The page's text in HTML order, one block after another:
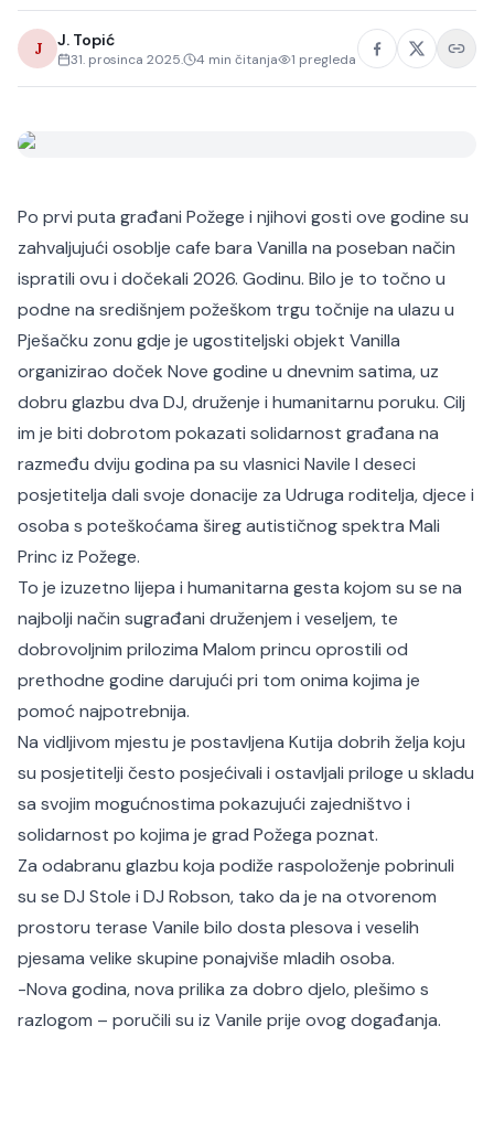
J J. Topić
31. prosinca 2025. 4 min čitanja 1 pregleda
Po prvi puta građani Požege i njihovi gosti ove godine su
zahvaljujući osoblje cafe bara Vanilla na poseban način
ispratili ovu i dočekali 2026. Godinu. Bilo je to točno u
podne na središnjem požeškom trgu točnije na ulazu u
Pješačku zonu gdje je ugostiteljski objekt Vanilla
organizirao doček Nove godine u dnevnim satima, uz
dobru glazbu dva DJ, druženje i humanitarnu poruku. Cilj
im je biti dobrotom pokazati solidarnost građana na
razmeđu dviju godina pa su vlasnici Navile I deseci
posjetitelja dali svoje donacije za Udruga roditelja, djece i
osoba s poteškoćama šireg autističnog spektra Mali
Princ iz Požege.
To je izuzetno lijepa i humanitarna gesta kojom su se na
najbolji način sugrađani druženjem i veseljem, te
dobrovoljnim prilozima Malom princu oprostili od
prethodne godine darujući pri tom onima kojima je
pomoć najpotrebnija.
Na vidljivom mjestu je postavljena Kutija dobrih želja koju
su posjetitelji često posjećivali i ostavljali priloge u skladu
sa svojim mogućnostima pokazujući zajedništvo i
solidarnost po kojima je grad Požega poznat.
Za odabranu glazbu koja podiže raspoloženje pobrinuli
su se DJ Stole i DJ Robson, tako da je na otvorenom
prostoru terase Vanile bilo dosta plesova i veselih
pjesama velike skupine ponajviše mladih osoba.
-Nova godina, nova prilika za dobro djelo, plešimo s
razlogom – poručili su iz Vanile prije ovog događanja.